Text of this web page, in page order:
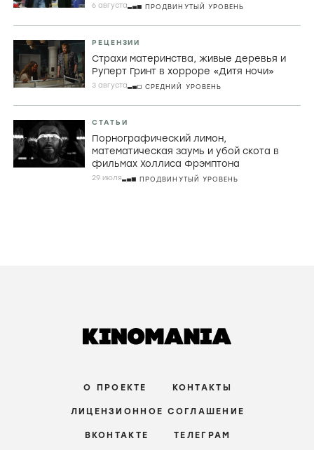
6 августа ПРОДВИНУТЫЙ УРОВЕНЬ
РЕЦЕНЗИИ
Страхи материнства, живые деревья и
Руперт Гринт в хорроре «Дитя ночи»
3 августа СРЕДНИЙ УРОВЕНЬ
СТАТЬИ
Порнографический лимон,
математическая заумь и убой скота в
фильмах Холлиса Фрэмптона
29 июля ПРОДВИНУТЫЙ УРОВЕНЬ
О ПРОЕКТЕ КОНТАКТЫ
ЛИЦЕНЗИОННОЕ СОГЛАШЕНИЕ
ВКОНТАКТЕ ТЕЛЕГРАМ